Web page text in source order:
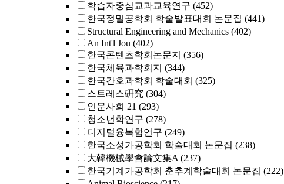
학습자중심교과교육연구 (452)
한국정밀공학회 학술발표대회 논문집 (441)
Structural Engineering and Mechanics (402)
An Int'l Jou (402)
한국콘텐츠학회논문지 (356)
한국체육과학회지 (344)
한국간호과학회 학술대회 (325)
스트레스硏究 (304)
인문사회 21 (293)
청소년학연구 (278)
디지털융복합연구 (249)
한국소성가공학회 학술대회 논문집 (238)
大韓機械學會論文集A (237)
한국기계가공학회 춘추계학술대회 논문집 (222)